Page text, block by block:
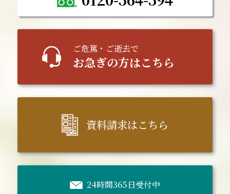
ご危篤 ・ご逝去で
お急ぎの方はこちら
資料請求はこちら
24時間365日受付中